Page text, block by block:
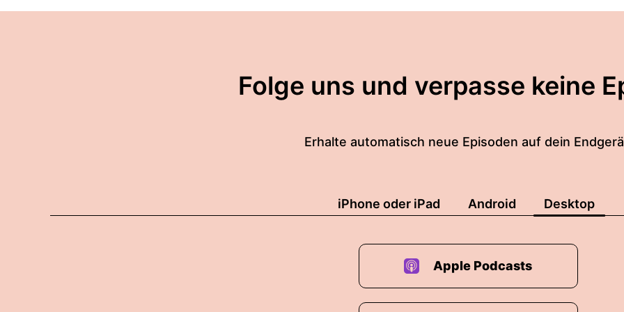
Folge uns und verpasse keine
Erhalte automatisch neue Episoden auf dein
iPhone oder iPad Android Desktop
Apple Podcasts